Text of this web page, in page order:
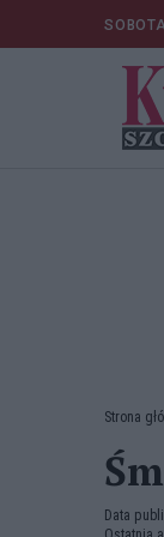
Strona
Data